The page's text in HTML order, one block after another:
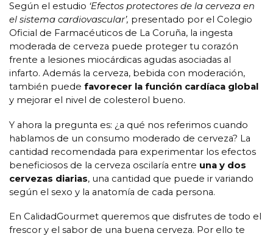
Según el estudio ‘Efectos protectores de la cerveza en
el sistema cardiovascular’, presentado por el Colegio
Oficial de Farmacéuticos de La Coruña, la ingesta
moderada de cerveza puede proteger tu corazón
frente a lesiones miocárdicas agudas asociadas al
infarto. Además la cerveza, bebida con moderación,
también puede favorecer la función cardíaca global
y mejorar el nivel de colesterol bueno.
Y ahora la pregunta es: ¿a qué nos referimos cuando
hablamos de un consumo moderado de cerveza? La
cantidad recomendada para experimentar los efectos
beneficiosos de la cerveza oscilaría entre una y dos
cervezas diarias, una cantidad que puede ir variando
según el sexo y la anatomía de cada persona.
En CalidadGourmet queremos que disfrutes de todo el
frescor y el sabor de una buena cerveza. Por ello te